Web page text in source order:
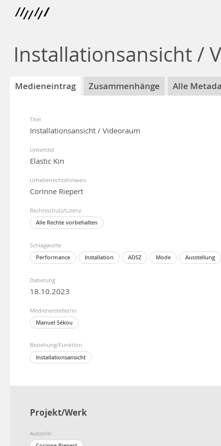
Installationsansicht /
Medieneintrag Zusammenhänge Alle
Titel
Installationsansicht / Videoraum
Untertitel
Elastic Kin
Urheberrechtshinweis
Corinne Riepert
Rechtsschutz/Lizenz
Alle Rechte vorbehalten
Schlagworte
Performance
Installation ADSZ Mode Ausstellung
Datierung
18.10.2023
Medienersteller/in
Manuel Sékou
Beziehung/Funktion
Installationsansicht
Projekt/Werk
Autor/in